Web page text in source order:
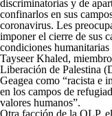
discriminatorias y de
confinarlos en sus
coronavirus. Les
imponer el cierre de sus
condiciones
Tayseer Khaled,
Liberación de Palestina
Geagea como “racista e
en los campos de
valores humanos”.